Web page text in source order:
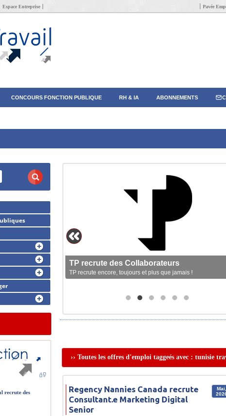
Espace Entreprise Pavée
CONCOURS FONCTION PUBLIQUE RH & IA ABONNEMENTS
TP recrute des Collaborateurs
TP recrute encore, toujours et plus que jamais !
›› Toutes les offres d'emploi taggeés avec : tunisie
Mai,
Regency Nannies Canada recrute
Consultant.e Marketing Digital
Senior
recrute des